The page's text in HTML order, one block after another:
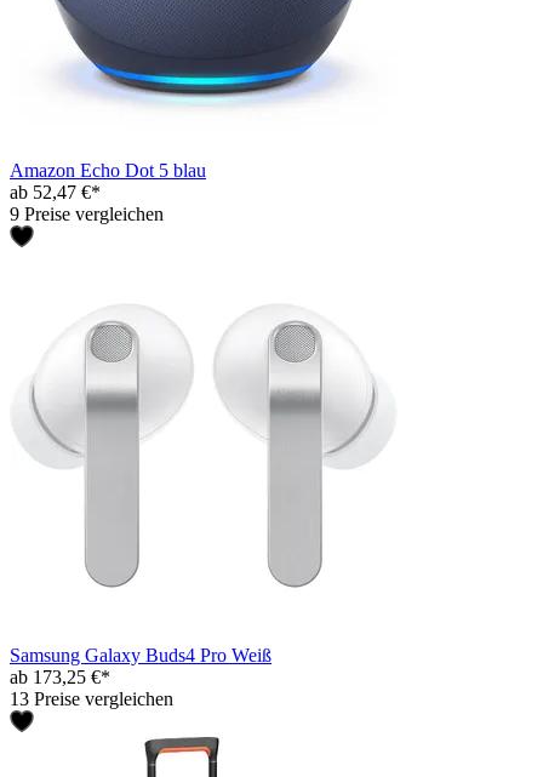
Amazon Echo Dot 5 blau
ab 52,47 €*
9 Preise vergleichen
Samsung Galaxy Buds4 Pro Weiß
ab 173,25 €*
13 Preise vergleichen